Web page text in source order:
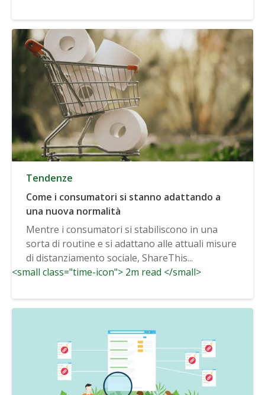
Tendenze
Come i consumatori si stanno adattando a
una nuova normalità
Mentre i consumatori si stabiliscono in una
sorta di routine e si adattano alle attuali misure
di distanziamento sociale, ShareThis...
<small class="time-icon"> 2m read </small>